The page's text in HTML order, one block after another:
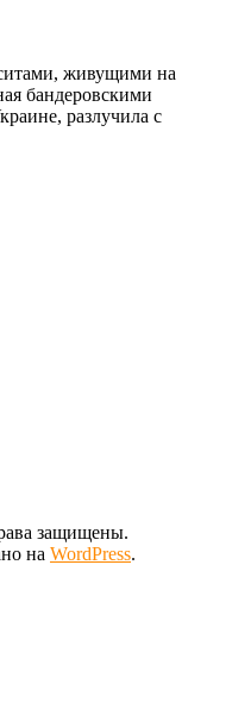
живущими на
бандеровскими
разлучила с
защищены.
на WordPress.